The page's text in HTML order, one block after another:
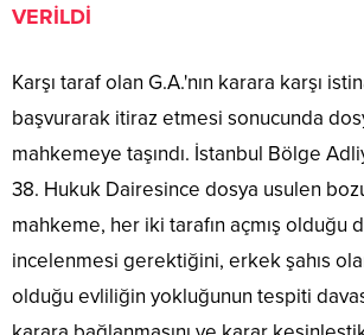
VERİLDİ
Karşı taraf olan G.A.'nın karara karşı
başvurarak itiraz etmesi sonucunda
mahkemeye taşındı. İstanbul Bölge
38. Hukuk Dairesince dosya usulen
mahkeme, her iki tarafın açmış olduğu
incelenmesi gerektiğini, erkek şahıs
olduğu evliliğin yokluğunun tespiti